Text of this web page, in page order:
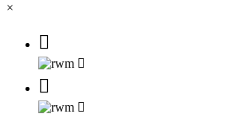
×



